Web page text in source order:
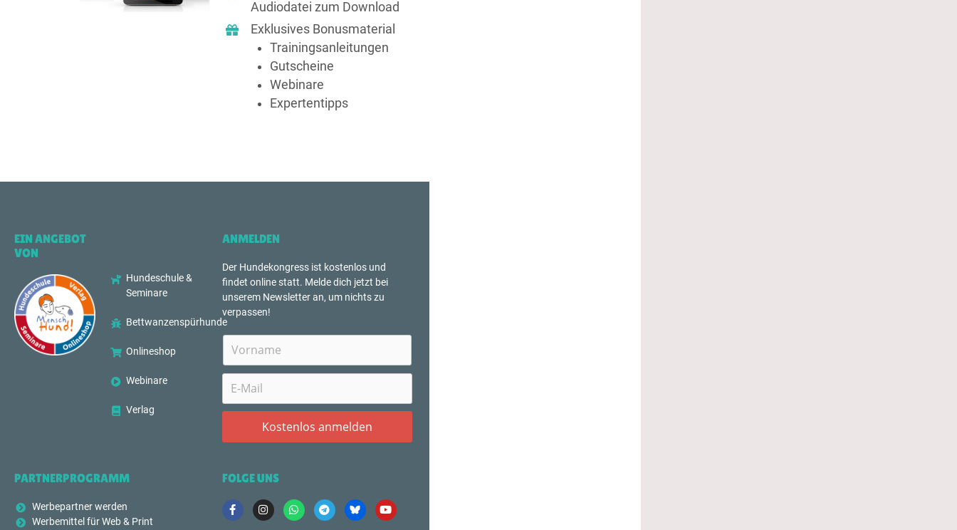
Audiodatei zum Download
Exklusives Bonusmaterial
Trainings­anleitungen
Gutscheine
Webinare
Expertentipps
EIN ANGEBOT
VON
Hundeschule &
Seminare
Bettwanzenspürhunde
Onlineshop
Webinare
Verlag
ANMELDEN
Der Hundekongress ist kostenlos und
findet online statt. Melde dich jetzt bei
unserem Newsletter an, um nichts zu
verpassen!
PARTNERPROGRAMM
Werbepartner werden
Werbemittel für Web & Print
FOLGE UNS